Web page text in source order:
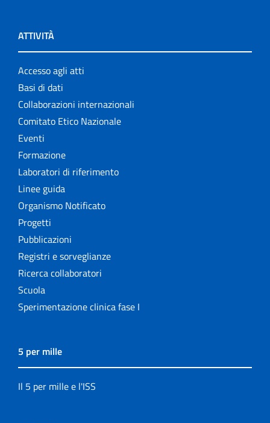
ATTIVITÀ
Accesso agli atti
Basi di dati
Collaborazioni internazionali
Comitato Etico Nazionale
Eventi
Formazione
Laboratori di riferimento
Linee guida
Organismo Notificato
Progetti
Pubblicazioni
Registri e sorveglianze
Ricerca collaboratori
Scuola
Sperimentazione clinica fase I
5 per mille
Il 5 per mille e l'ISS